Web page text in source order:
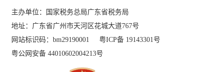
主办单位：国家税务总局广东省税务局
地址：广东省广州市天河区花城大道767号
网站标识码：bm29190001
粤ICP备 19143301号
粤公网安备 44010602004213号